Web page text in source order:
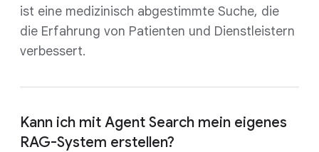
ist eine medizinisch abgestimmte Suche, die
die Erfahrung von Patienten und Dienstleistern
verbessert.
Kann ich mit Agent Search mein eigenes
RAG-System erstellen?